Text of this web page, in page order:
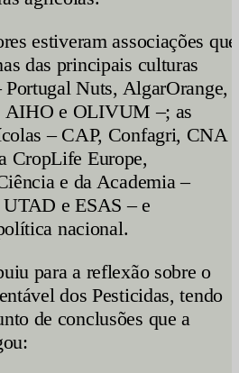
estiveram associações que
das principais culturas
Nuts, AlgarOrange,
e OLIVUM –; as
– CAP, Confagri, CNA
CropLife Europe,
e da Academia –
e ESAS – e
nacional.
para a reflexão sobre o
dos Pesticidas, tendo
de conclusões que a